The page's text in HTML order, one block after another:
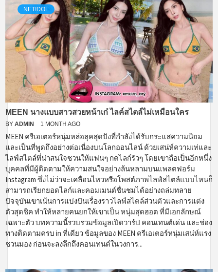
NETIDOL
MEEN นางแบบสาวสวยหน้าเก๋ ไลค์สไตล์ไม่เหมือนใคร
BY ADMIN 1 MONTH AGO
MEEN ครีเอเตอร์หนุ่มหล่อลุคสุดปังที่กำลังได้รับกระแสความนิยม
และเป็นที่พูดถึงอย่างต่อเนื่องบนโลกออนไลน์ ด้วยเสน่ห์ความเท่และ
ไลฟ์สไตล์ที่น่าสนใจชวนให้แฟนๆ กดไลก์รัวๆ โดยเขาถือเป็นอีกหนึ่ง
บุคคลที่มีผู้ติดตามให้ความสนใจอย่างล้นหลามบนแพลตฟอร์ม
Instagram ซึ่งไม่ว่าจะเคลื่อนไหวหรือโพสต์ภาพไลฟ์สไตล์แบบไหนก็
สามารถเรียกยอดไลก์และคอมเมนต์ชื่นชมได้อย่างถล่มทลาย
ปัจจุบันเขาเน้นการแบ่งปันเรื่องราวไลฟ์สไตล์ส่วนตัวและการแต่ง
ตัวสุดชิค ทำให้หลายคนยกให้เขาเป็น หนุ่มสุดฮอต ที่มีเอกลักษณ์
เฉพาะตัว บทความนี้รวบรวมข้อมูลเปิดวาร์ป คอนเทนต์เด่น และช่อง
ทางติดตามครบ in ที่เดียว ข้อมูลของ MEEN ครีเอเตอร์หนุ่มเสน่ห์แรง
ชวนมอง ก่อนจะลงลึกถึงคอนเทนต์ในวงการ...